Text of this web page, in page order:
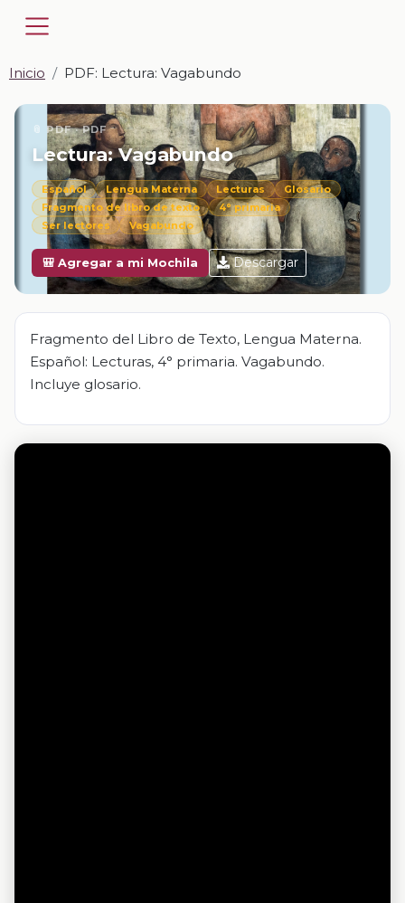
Inicio PDF: Lectura: Vagabundo
📎 PDF · PDF
Lectura: Vagabundo
Español Lengua Materna Lecturas
Glosario
Fragmento de libro de texto
4° primaria
Ser lectores
Vagabundo
🎒 Agregar a mi Mochila Descargar
Fragmento del Libro de Texto, Lengua Materna.
Español: Lecturas, 4° primaria. Vagabundo.
Incluye glosario.